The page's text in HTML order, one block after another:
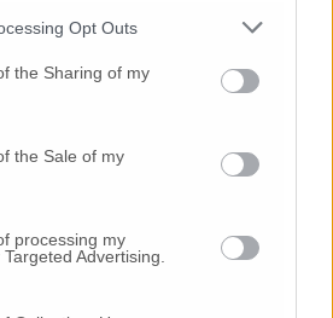
Opt Outs
the Sharing of my
the Sale of my
processing my
Advertising.
italianosi è imposto e
con la partecipazione dei
pensa?
condivido la posizione
In chiesa è
semplice mantenere la
a quello che
allo stadio durante una